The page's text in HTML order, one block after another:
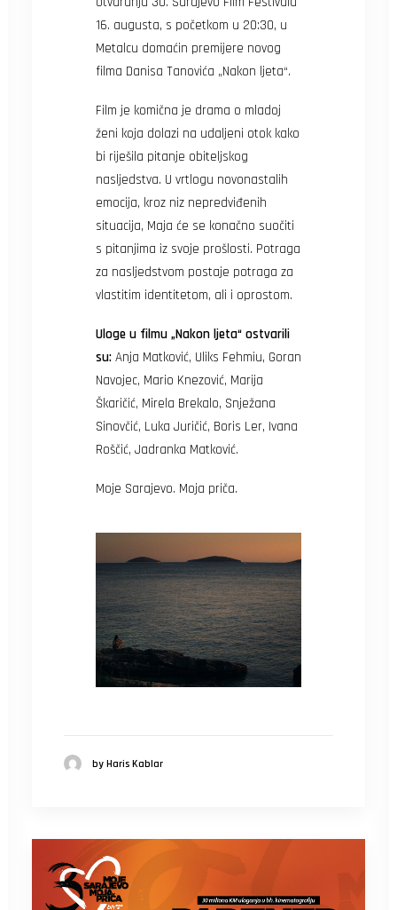
16. augusta, s početkom u 20:30, u
Metalcu domaćin premijere novog
filma Danisa Tanovića „Nakon ljeta“.
Film je komična je drama o mladoj
ženi koja dolazi na udaljeni otok kako
bi riješila pitanje obiteljskog
nasljedstva. U vrtlogu novonastalih
emocija, kroz niz nepredviđenih
situacija, Maja će se konačno suočiti
s pitanjima iz svoje prošlosti. Potraga
za nasljedstvom postaje potraga za
vlastitim identitetom, ali i oprostom.
Uloge u filmu „Nakon ljeta“ ostvarili
su: Anja Matković, Uliks Fehmiu, Goran
Navojec, Mario Knezović, Marija
Škaričić, Mirela Brekalo, Snježana
Sinovčić, Luka Juričić, Boris Ler, Ivana
Roščić, Jadranka Matković.
Moje Sarajevo. Moja priča.
by Haris Kablar